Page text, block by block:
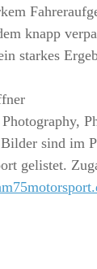
knapp
starkes
sind im
gelistet.